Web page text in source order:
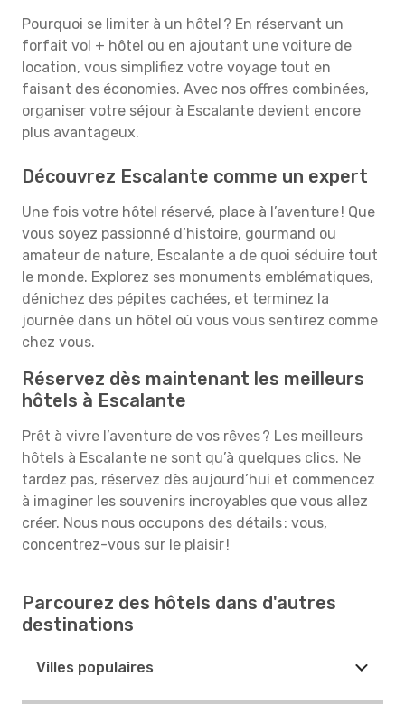
Pourquoi se limiter à un hôtel ? En réservant un
forfait vol + hôtel ou en ajoutant une voiture de
location, vous simplifiez votre voyage tout en
faisant des économies. Avec nos offres combinées,
organiser votre séjour à Escalante devient encore
plus avantageux.
Découvrez Escalante comme un expert
Une fois votre hôtel réservé, place à l’aventure ! Que
vous soyez passionné d’histoire, gourmand ou
amateur de nature, Escalante a de quoi séduire tout
le monde. Explorez ses monuments emblématiques,
dénichez des pépites cachées, et terminez la
journée dans un hôtel où vous vous sentirez comme
chez vous.
Réservez dès maintenant les meilleurs
hôtels à Escalante
Prêt à vivre l’aventure de vos rêves ? Les meilleurs
hôtels à Escalante ne sont qu’à quelques clics. Ne
tardez pas, réservez dès aujourd’hui et commencez
à imaginer les souvenirs incroyables que vous allez
créer. Nous nous occupons des détails : vous,
concentrez-vous sur le plaisir !
Parcourez des hôtels dans d'autres
destinations
Villes populaires